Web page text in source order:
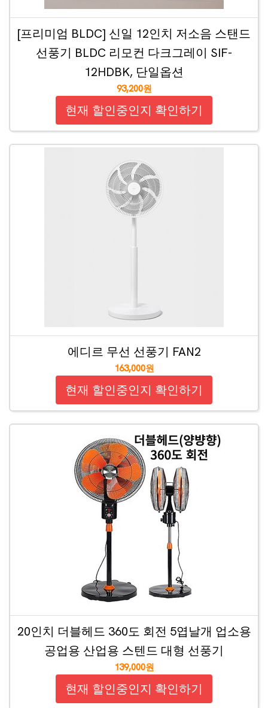
[프리미엄 BLDC] 신일 12인치 저소음 스탠드
선풍기 BLDC 리모컨 다크그레이 SIF-
12HDBK, 단일옵션
93,200원
현재 할인중인지 확인하기
에디르 무선 선풍기 FAN2
163,000원
현재 할인중인지 확인하기
20인치 더블헤드 360도 회전 5엽날개 업소용
공업용 산업용 스텐드 대형 선풍기
139,000원
현재 할인중인지 확인하기